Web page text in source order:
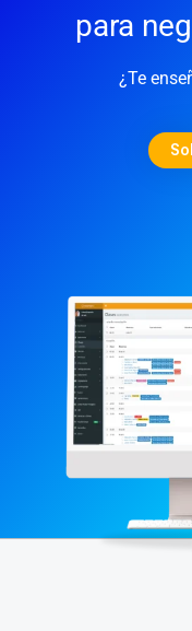
para
¿Te